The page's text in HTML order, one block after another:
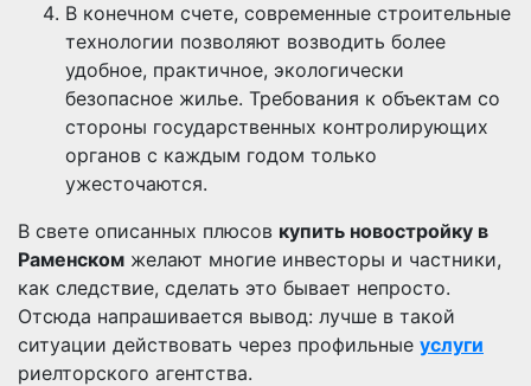
В конечном счете, современные строительные
технологии позволяют возводить более
удобное, практичное, экологически
безопасное жилье. Требования к объектам со
стороны государственных контролирующих
органов с каждым годом только
ужесточаются.
В свете описанных плюсов купить новостройку в
Раменском желают многие инвесторы и частники,
как следствие, сделать это бывает непросто.
Отсюда напрашивается вывод: лучше в такой
ситуации действовать через профильные услуги
риелторского агентства.